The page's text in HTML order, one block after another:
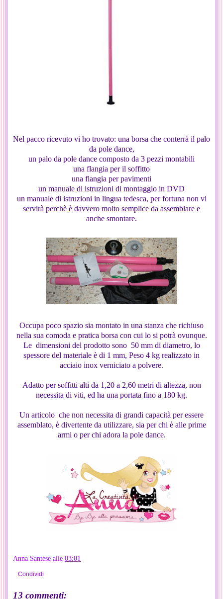
Nel pacco ricevuto vi ho trovato: una borsa che conterrà il palo
da pole dance,
un palo da pole dance composto da 3 pezzi montabili
una flangia per il soffitto
una flangia per pavimenti
un manuale di istruzioni di montaggio in DVD
un manuale di istruzioni in lingua tedesca, per fortuna non vi
servirà perchè è davvero molto semplice da assemblare e
anche smontare.
Occupa poco spazio sia montato in una stanza che richiuso
nella sua comoda e pratica borsa con cui lo si potrà ovunque.
Le dimensioni del prodotto sono 50 mm di diametro, lo
spessore del materiale è di 1 mm, Peso 4 kg realizzato in
acciaio inox verniciato a polvere.
Adatto per soffitti alti da 1,20 a 2,60 metri di altezza, non
necessita di viti, ed ha una portata fino a 180 kg.
Un articolo che non necessita di grandi capacità per essere
assemblato, è divertente da utilizzare, sia per chi è alle prime
armi o per chi adora la pole dance.
Anna Santese alle 03:01
Condividi
13 commenti: